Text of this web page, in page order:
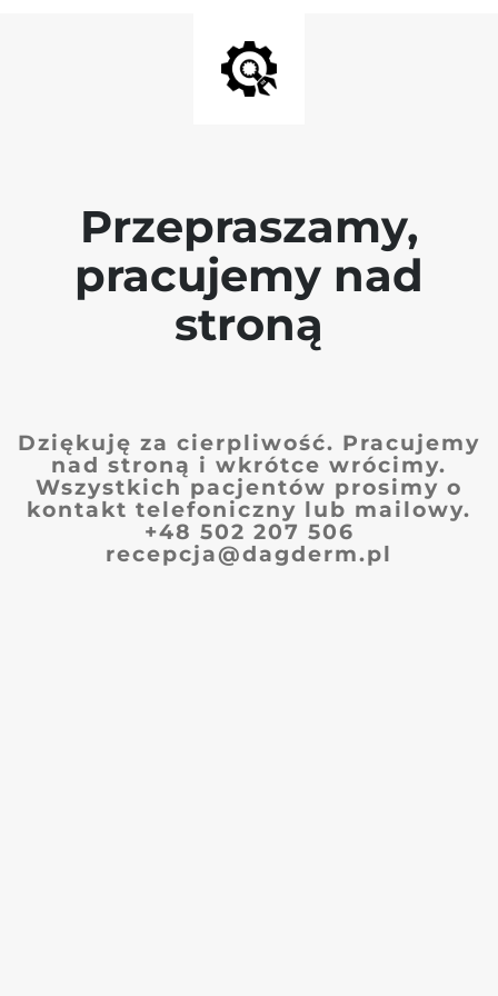
Przepraszamy,
pracujemy nad
stroną
Dziękuję za cierpliwość. Pracujemy
nad stroną i wkrótce wrócimy.
Wszystkich pacjentów prosimy o
kontakt telefoniczny lub mailowy.
+48 502 207 506
recepcja@dagderm.pl